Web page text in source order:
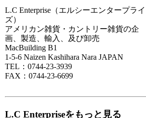
L.C Enterprise（エルシーエンタープライ
ズ）
アメリカン雑貨・カントリー雑貨の企
画、製造、輸入、及び卸売
MacBuilding B1
1-5-6 Naizen Kashihara Nara JAPAN
TEL：0744-23-3939
FAX：0744-23-6699
L.C Enterpriseをもっと見る